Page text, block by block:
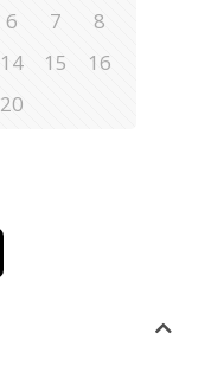
6 7
8
14 15
16
20